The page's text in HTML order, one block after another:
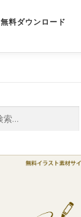
無料ダウンロード